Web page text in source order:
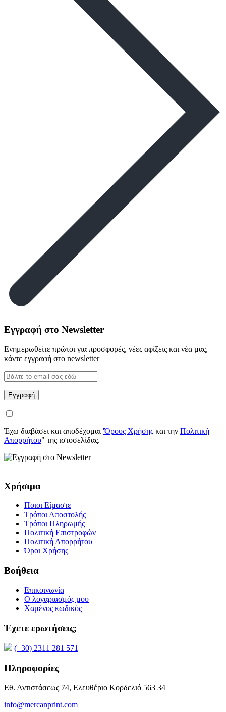
Εγγραφή στο Newsletter
Ενημερωθείτε πρώτοι για προσφορές, νέες αφίξεις και νέα μας,
κάντε εγγραφή στο newsletter
Έχω διαβάσει και αποδέχομαι 'Όρους Χρήσης και την Πολιτική
Απορρήτου" της ιστοσελίδας.
Χρήσιμα
Ποιοι Είμαστε
Τρόποι Αποστολής
Τρόποι Πληρωμής
Πολιτική Επιστροφών
Πολιτική Απορρήτου
Όροι Χρήσης
Βοήθεια
Επικοινωνία
Ο λογαριασμός μου
Χαμένος κωδικός
Έχετε ερωτήσεις;
(+30) 2311 281 571
Πληροφορίες
Εθ. Αντιστάσεως 74, Ελευθέριο Κορδελιό 563 34
info@mercanprint.com